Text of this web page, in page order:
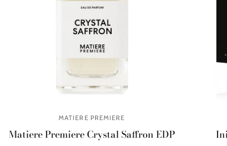
MATIERE PREMIERE
Matiere Premiere Crystal Saffron EDP